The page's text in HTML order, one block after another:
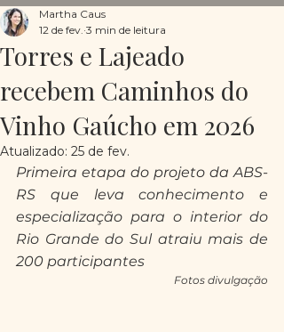
Torres e Lajeado
recebem Caminhos do
Vinho Gaúcho em 2026
Martha Caus
12 de fev. 3 min de leitura
Atualizado: 25 de fev.
Primeira etapa do projeto da ABS-
RS que leva conhecimento e
especialização para o interior do
Rio Grande do Sul atraiu mais de
200 participantes
Fotos divulgação